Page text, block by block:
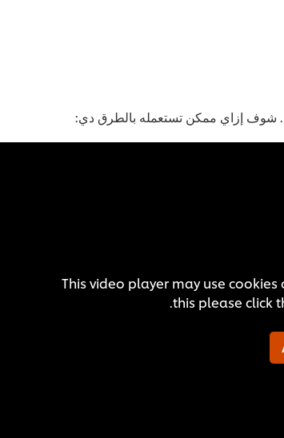
شوف إزاي ممكن تستعمله بالطرق دي:
This video player may use
this please click